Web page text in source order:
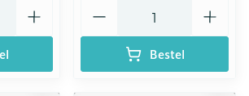
Bestel